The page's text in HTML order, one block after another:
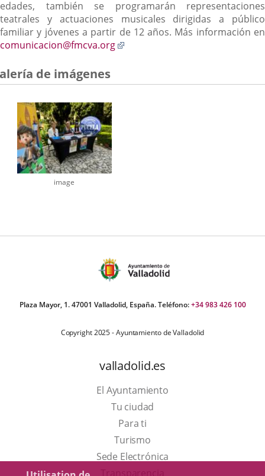
edades, también se programarán representaciones
teatrales y actuaciones musicales dirigidas a público
familiar y jóvenes a partir de 12 años. Más información en
comunicacion@fmcva.org
aplicación
de imágenes
image
Plaza Mayor, 1. 47001 Valladolid, España. Teléfono:+34 983 426 100
Copyright 2025 - Ayuntamiento de Valladolid
valladolid.es
El Ayuntamiento
Tu ciudad
Para ti
TurismoEste
enlace
Sede Electrónica